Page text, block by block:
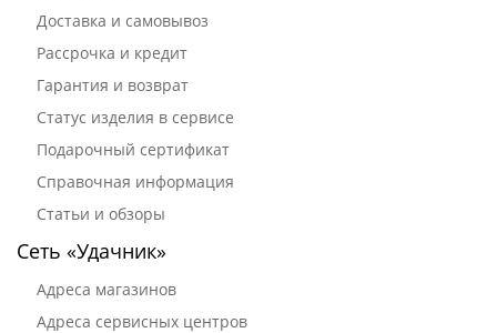
Доставка и самовывоз
Рассрочка и кредит
Гарантия и возврат
Статус изделия в сервисе
Подарочный сертификат
Справочная информация
Статьи и обзоры
Сеть «Удачник»
Адреса магазинов
Адреса сервисных центров